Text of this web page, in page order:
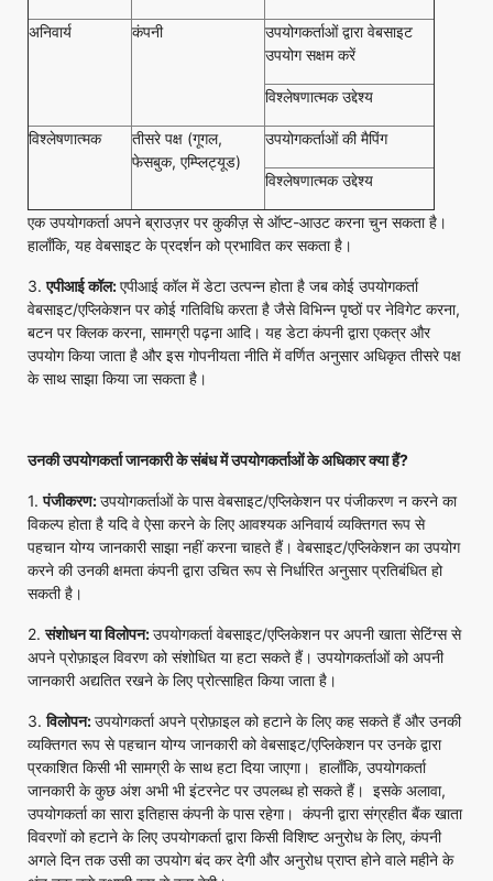
अनिवार्य कंपनी
उपयोगकर्ताओं द्वारा वेबसाइट
उपयोग सक्षम करें
विश्लेषणात्मक उद्देश्य
विश्लेषणात्मक
तीसरे पक्ष (गूगल,
फेसबुक, एम्प्लिट्यूड)
उपयोगकर्ताओं की मैपिंग
विश्लेषणात्मक उद्देश्य
एक उपयोगकर्ता अपने ब्राउज़र पर कुकीज़ से ऑप्ट-आउट करना चुन सकता है।
हालाँकि, यह वेबसाइट के प्रदर्शन को प्रभावित कर सकता है।
3.एपीआई कॉल:एपीआई कॉल में डेटा उत्पन्न होता है जब कोई उपयोगकर्ता
वेबसाइट/एप्लिकेशन पर कोई गतिविधि करता है जैसे विभिन्न पृष्ठों पर नेविगेट करना,
बटन पर क्लिक करना, सामग्री पढ़ना आदि। यह डेटा कंपनी द्वारा एकत्र और
उपयोग किया जाता है और इस गोपनीयता नीति में वर्णित अनुसार अधिकृत तीसरे पक्ष
के साथ साझा किया जा सकता है।
उनकी उपयोगकर्ता जानकारी के संबंध में उपयोगकर्ताओं के अधिकार क्या हैं?
1.पंजीकरण:उपयोगकर्ताओं के पास वेबसाइट/एप्लिकेशन पर पंजीकरण न करने का
विकल्प होता है यदि वे ऐसा करने के लिए आवश्यक अनिवार्य व्यक्तिगत रूप से
पहचान योग्य जानकारी साझा नहीं करना चाहते हैं। वेबसाइट/एप्लिकेशन का उपयोग
करने की उनकी क्षमता कंपनी द्वारा उचित रूप से निर्धारित अनुसार प्रतिबंधित हो
सकती है।
2.संशोधन या विलोपन:उपयोगकर्ता वेबसाइट/एप्लिकेशन पर अपनी खाता सेटिंग्स से
अपने प्रोफ़ाइल विवरण को संशोधित या हटा सकते हैं। उपयोगकर्ताओं को अपनी
जानकारी अद्यतित रखने के लिए प्रोत्साहित किया जाता है।
3.विलोपन:उपयोगकर्ता अपने प्रोफ़ाइल को हटाने के लिए कह सकते हैं और उनकी
व्यक्तिगत रूप से पहचान योग्य जानकारी को वेबसाइट/एप्लिकेशन पर उनके द्वारा
प्रकाशित किसी भी सामग्री के साथ हटा दिया जाएगा। हालाँकि, उपयोगकर्ता
जानकारी के कुछ अंश अभी भी इंटरनेट पर उपलब्ध हो सकते हैं। इसके अलावा,
उपयोगकर्ता का सारा इतिहास कंपनी के पास रहेगा। कंपनी द्वारा संग्रहीत बैंक खाता
विवरणों को हटाने के लिए उपयोगकर्ता द्वारा किसी विशिष्ट अनुरोध के लिए, कंपनी
अगले दिन तक उसी का उपयोग बंद कर देगी और अनुरोध प्राप्त होने वाले महीने के